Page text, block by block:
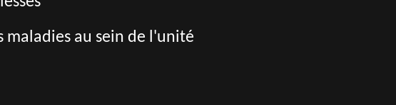
maladies au sein de l'unité